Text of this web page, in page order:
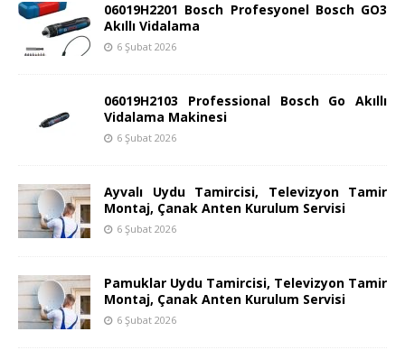
06019H2201 Bosch Profesyonel Bosch GO3
Akıllı Vidalama
6 Şubat 2026
06019H2103 Professional Bosch Go Akıllı
Vidalama Makinesi
6 Şubat 2026
Ayvalı Uydu Tamircisi, Televizyon Tamir
Montaj, Çanak Anten Kurulum Servisi
6 Şubat 2026
Pamuklar Uydu Tamircisi, Televizyon Tamir
Montaj, Çanak Anten Kurulum Servisi
6 Şubat 2026